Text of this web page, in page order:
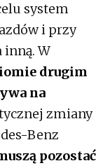
system
i przy
W
drugim
na
zmiany
Benz
pozostać